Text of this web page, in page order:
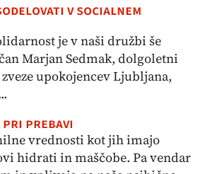
v socialnem
je v naši družbi še
Marjan Sedmak, dolgoletni
upokojencev Ljubljana,
pri prebavi
vrednosti kot jih imajo
hidrati in maščobe. Pa vendar